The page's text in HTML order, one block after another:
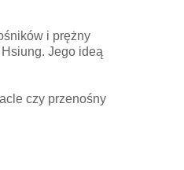
i prężny
Jego ideą
czy przenośny